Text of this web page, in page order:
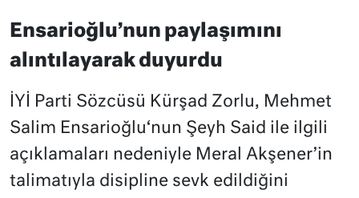
Ensarioğlu’nun paylaşımını
alıntılayarak duyurdu
İYİ Parti Sözcüsü Kürşad Zorlu, Mehmet
Salim Ensarioğlu‘nun Şeyh Said ile ilgili
açıklamaları nedeniyle Meral Akşener’in
talimatıyla disipline sevk edildiğini